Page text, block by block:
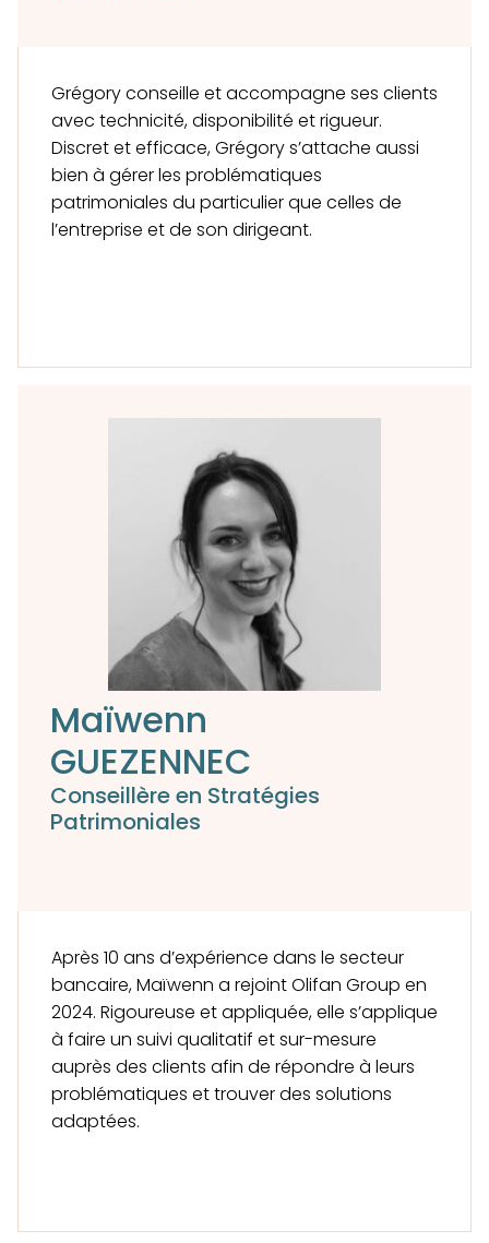
Grégory conseille et accompagne ses clients
avec technicité, disponibilité et rigueur.
Discret et efficace, Grégory s’attache aussi
bien à gérer les problématiques
patrimoniales du particulier que celles de
l’entreprise et de son dirigeant.
Maïwenn
GUEZENNEC
Conseillère en Stratégies
Patrimoniales
Après 10 ans d’expérience dans le secteur
bancaire, Maïwenn a rejoint Olifan Group en
2024. Rigoureuse et appliquée, elle s’applique
à faire un suivi qualitatif et sur-mesure
auprès des clients afin de répondre à leurs
problématiques et trouver des solutions
adaptées.